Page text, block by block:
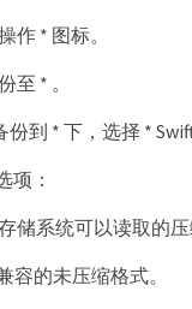
作 * 图标。
至 * 。
到 * 下，选择 *
项：
储系统可以读取的压
容的未压缩格式。